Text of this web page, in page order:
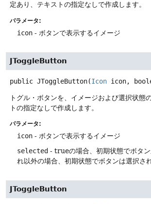
定あり、テキストの指定なしで作成します。
パラメータ:
icon - ボタンで表示するイメージ
JToggleButton
public JToggleButton(Icon icon,
トグル・ボタンを、イメージおよび選択状態
トの指定なしで作成します。
パラメータ:
icon - ボタンで表示するイメージ
selected - trueの場合、初期状態でボタ
れ以外の場合、初期状態でボタンは選択さ
JToggleButton